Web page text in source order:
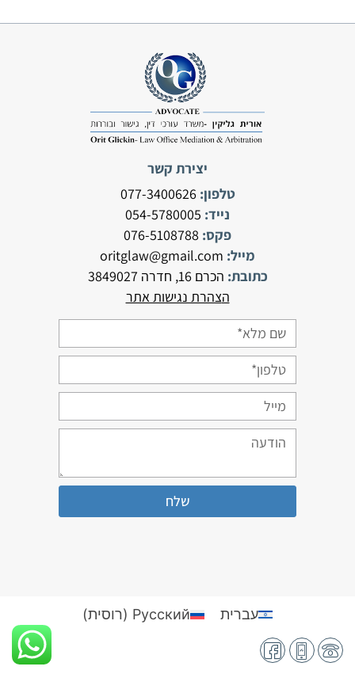
יצירת קשר
טלפון: 077-3400626
נייד: 054-5780005
פקס: 076-5108788
מייל: oritglaw@gmail.com
כתובת: הכרם 16, חדרה 3849027
הצהרת נגישות אתר
שלח
עברית Русский
(רוסית)